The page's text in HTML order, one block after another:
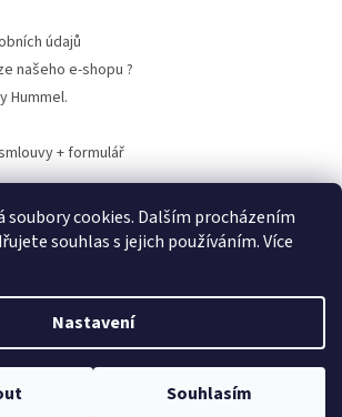
soubory cookies. Dalším procházením
souhlas s jejich používáním. Více
Nastavení
Souhlasím
údajů
našeho e-shopu ?
Hummel.
+ formulář
kluby.cz. Všechna práva vyhrazena.
Upravit nastavení cookies